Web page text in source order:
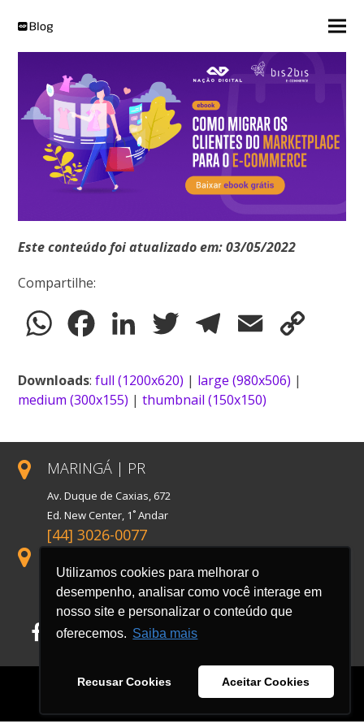
Utilizamos cookies para melhorar o
desempenho, analisar como você interage em
nosso site e personalizar o conteúdo que
oferecemos. Saiba mais
Recusar Cookies Aceitar Cookies
Este conteúdo foi atualizado em: 03/05/2022
Compartilhe:
WhatsAppFacebookLinkedIn Twitter TelegramEmail
Downloads:full (1200x620) | large (980x506) |
medium (300x155) |thumbnail (150x150)
MARINGÁ | PR
Av. Duque de Caxias, 672
Ed. New Center, 1˚ Andar
[44] 3026-0077
Rua Florida, 1738, Conj. 121
Cidade Monções
Facebook
LinkedIn
Instagram